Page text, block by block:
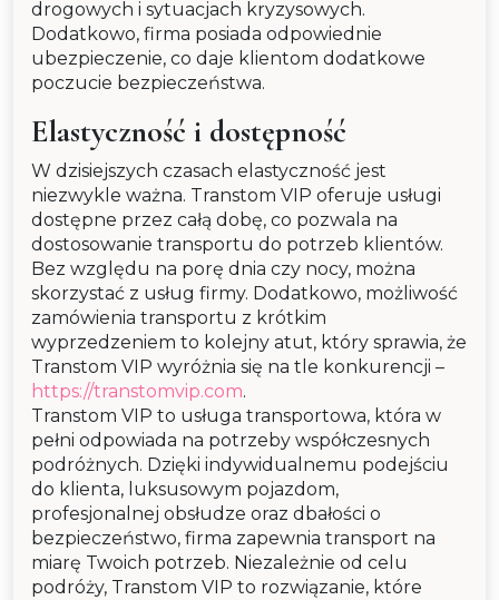
drogowych i sytuacjach kryzysowych.
Dodatkowo, firma posiada odpowiednie
ubezpieczenie, co daje klientom dodatkowe
poczucie bezpieczeństwa.
Elastyczność i dostępność
W dzisiejszych czasach elastyczność jest
niezwykle ważna. Transtom VIP oferuje usługi
dostępne przez całą dobę, co pozwala na
dostosowanie transportu do potrzeb klientów.
Bez względu na porę dnia czy nocy, można
skorzystać z usług firmy. Dodatkowo, możliwość
zamówienia transportu z krótkim
wyprzedzeniem to kolejny atut, który sprawia, że
Transtom VIP wyróżnia się na tle konkurencji –
https://transtomvip.com.
Transtom VIP to usługa transportowa, która w
pełni odpowiada na potrzeby współczesnych
podróżnych. Dzięki indywidualnemu podejściu
do klienta, luksusowym pojazdom,
profesjonalnej obsłudze oraz dbałości o
bezpieczeństwo, firma zapewnia transport na
miarę Twoich potrzeb. Niezależnie od celu
podróży, Transtom VIP to rozwiązanie, które